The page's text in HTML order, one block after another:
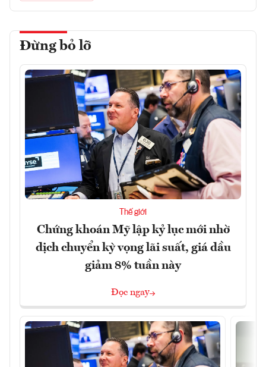
Đừng bỏ lỡ
Thế giới
Chứng khoán Mỹ lập kỷ lục mới nhờ
dịch chuyển kỳ vọng lãi suất, giá dầu
giảm 8% tuần này
Đọc ngay